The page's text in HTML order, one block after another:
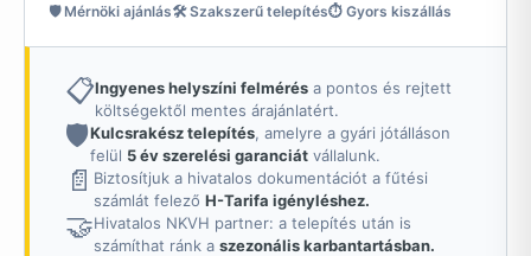
🛡️ Mérnöki ajánlás🛠️ Szakszerű telepítés⏱️ Gyors kiszállás
📋Ingyenes helyszíni felmérés a pontos és rejtett
költségektől mentes árajánlatért.
🛡️Kulcsrakész telepítés, amelyre a gyári jótálláson
felül 5 év szerelési garanciát vállalunk.
📄 Biztosítjuk a hivatalos dokumentációt a fűtési
számlát felező H-Tarifa igényléshez.
🤝Hivatalos NKVH partner: a telepítés után is
számíthat ránk a szezonális karbantartásban.